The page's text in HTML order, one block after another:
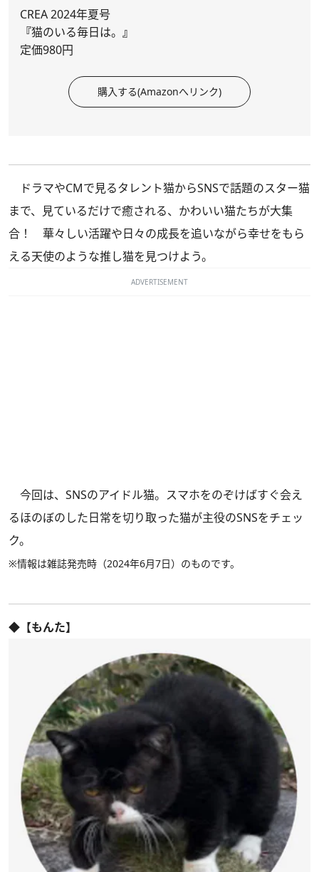
CREA 2024年夏号
『猫のいる毎日は。 』
定価980円
購入する(Amazonへリンク)
ドラマやCMで見るタレント猫からSNSで話題のスター猫
まで、見ているだけで癒される、かわいい猫たちが大集
合！ 華々しい活躍や日々の成長を追いながら幸せをもら
える天使のような推し猫を見つけよう。
ADVERTISEMENT
今回は、SNSのアイドル猫。スマホをのぞけばすぐ会え
るほのぼのした日常を切り取った猫が主役のSNSをチェッ
ク。
※情報は雑誌発売時（2024年6月7日）のものです。
◆【もんた】